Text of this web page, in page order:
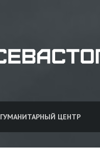
ГУМАНИТАРНЫЙ ЦЕНТР